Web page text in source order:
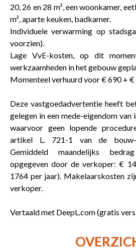
20, 26 en 28 m², een woonkamer,
m², aparte keuken, badkamer.
Individuele verwarming op
voorzien).
Lage VvE-kosten, op dit
werkzaamheden in het gebouw
Momenteel verhuurd voor € 690 + €
Deze vastgoedadvertentie heeft
gelegen in een mede-eigendom
waarvoor geen lopende
artikel L. 721-1 van de bouw-
Gemiddeld maandelijks
opgegeven door de verkoper: €
1764 per jaar). Makelaarskosten
verkoper.
Vertaald met DeepL.com (gratis